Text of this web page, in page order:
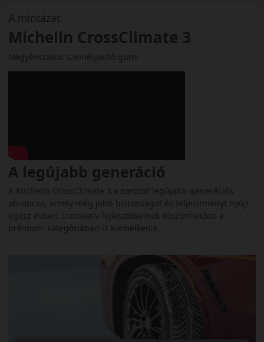
A mintázat
Michelin CrossClimate 3
Négyévszakos személyautó gumi
A legújabb generáció
A Michelin CrossClimate 3 a sorozat legújabb generációs
abroncsa, amely még jobb biztonságot és teljesítményt nyújt
egész évben. Innovatív fejlesztéseinek köszönhetően a
prémium kategóriában is kiemelkedik.